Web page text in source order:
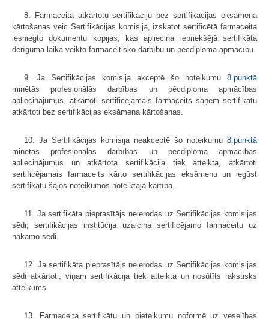
8. Farmaceita atkārtotu sertifikāciju bez sertifikācijas eksāmena
kārtošanas veic Sertifikācijas komisija, izskatot sertificētā farmaceita
iesniegto dokumentu kopijas, kas apliecina iepriekšējā sertifikāta
derīguma laikā veikto farmaceitisko darbību un pēcdiploma apmācību.
9. Ja Sertifikācijas komisija akceptē šo noteikumu 8.punktā
minētās profesionālās darbības un pēcdiploma apmācības
apliecinājumus, atkārtoti sertificējamais farmaceits saņem sertifikātu
atkārtoti bez sertifikācijas eksāmena kārtošanas.
10. Ja Sertifikācijas komisija neakceptē šo noteikumu 8.punktā
minētās profesionālās darbības un pēcdiploma apmācības
apliecinājumus un atkārtota sertifikācija tiek atteikta, atkārtoti
sertificējamais farmaceits kārto sertifikācijas eksāmenu un iegūst
sertifikātu šajos noteikumos noteiktajā kārtībā.
11. Ja sertifikāta pieprasītājs neierodas uz Sertifikācijas komisijas
sēdi, sertifikācijas institūcija uzaicina sertificējamo farmaceitu uz
nākamo sēdi.
12. Ja sertifikāta pieprasītājs neierodas uz Sertifikācijas komisijas
sēdi atkārtoti, viņam sertifikācija tiek atteikta un nosūtīts rakstisks
atteikums.
13. Farmaceita sertifikātu un pieteikumu noformē uz veselības